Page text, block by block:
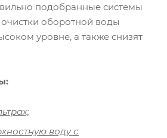
подобранные системы
оборотной воды
уровне, а также снизят
воду с